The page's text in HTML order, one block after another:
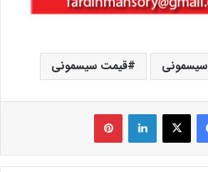
سیسمونی قیمت سیسمونی
فیس بوک X لینکدین ‫پین‌ترست